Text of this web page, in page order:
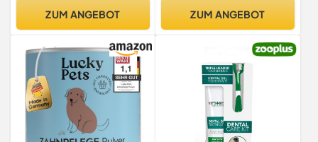
ZUM ANGEBOT
gegen Mundgeruch
ZUM ANGEBOT